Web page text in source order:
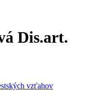
Dis.art.
vzťahov